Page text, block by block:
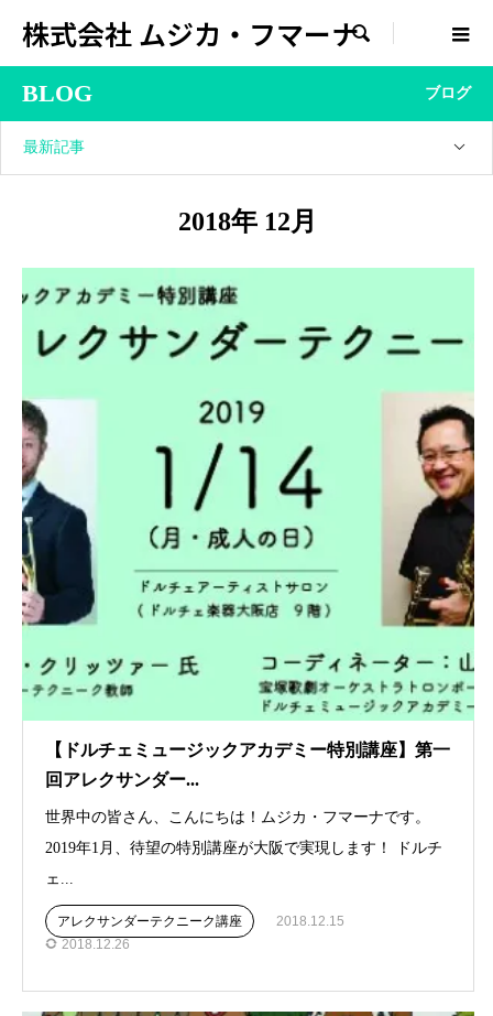
株式会社 ムジカ・フマーナ
BLOG ブログ
最新記事
2018年 12月
【ドルチェミュージックアカデミー特別講座】第一
回アレクサンダー...
世界中の皆さん、こんにちは！ムジカ・フマーナです。
2019年1月、待望の特別講座が大阪で実現します！ ドルチ
ェ...
アレクサンダーテクニーク講座
2018.12.15
2018.12.26